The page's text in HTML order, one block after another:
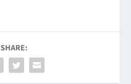
SHARE: